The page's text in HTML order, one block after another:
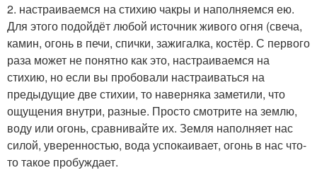
2. настраиваемся на стихию чакры и наполняемся ею.
Для этого подойдёт любой источник живого огня (свеча,
камин, огонь в печи, спички, зажигалка, костёр. С первого
раза может не понятно как это, настраиваемся на
стихию, но если вы пробовали настраиваться на
предыдущие две стихии, то наверняка заметили, что
ощущения внутри, разные. Просто смотрите на землю,
воду или огонь, сравнивайте их. Земля наполняет нас
силой, уверенностью, вода успокаивает, огонь в нас что-
то такое пробуждает.